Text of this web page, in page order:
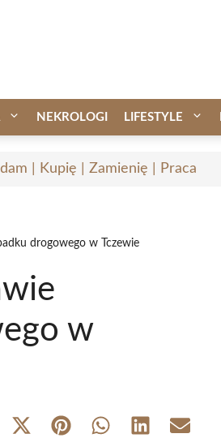
NEKROLOGI LIFESTYLE
| Kupię | Zamienię | Praca
drogowego w Tczewie
w
Share Share Share Share Share